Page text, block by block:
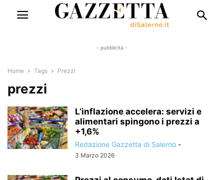
- pubblicità -
Home Tags Prezzi
prezzi
L’inflazione accelera: servizi e
alimentari spingono i prezzi a
+1,6%
Redazione Gazzetta di Salerno -
3 Marzo 2026